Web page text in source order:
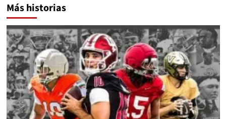
Más historias